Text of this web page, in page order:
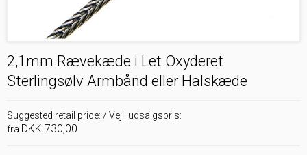
2,1mm Rævekæde i Let Oxyderet
Sterlingsølv Armbånd eller Halskæde
Suggested retail price: / Vejl. udsalgspris:
fra DKK 730,00